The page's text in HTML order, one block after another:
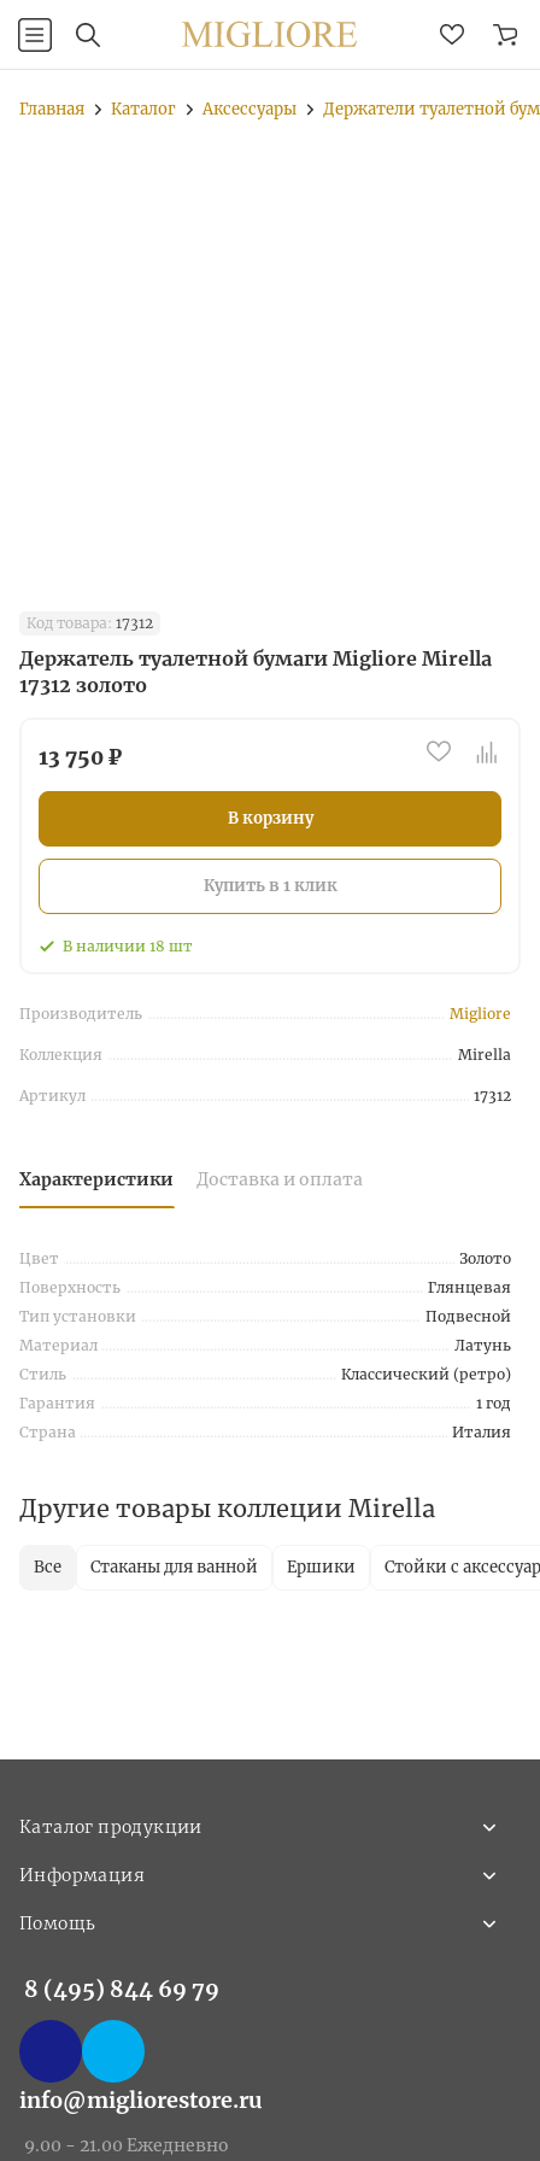
Главная Каталог Аксессуары Держатели туалетной
Код товара: 17312
Держатель туалетной бумаги Migliore Mirella
17312 золото
13 750 ₽
В корзину
Купить в 1 клик
В наличии 18 шт
Производитель Migliore
Коллекция Mirella
Артикул 17312
Характеристики Доставка и оплата
Цвет
Золото
Поверхность
Глянцевая
Тип установки
Подвесной
Материал
Латунь
Стиль
Классический (ретро)
Гарантия
1 год
Страна
Италия
Другие товары коллеции Mirella
Все Стаканы для ванной Ершики Стойки с
Каталог продукции
Информация
Помощь
8 (495) 844 69 79
info@migliorestore.ru
9.00 - 21.00 Ежедневно